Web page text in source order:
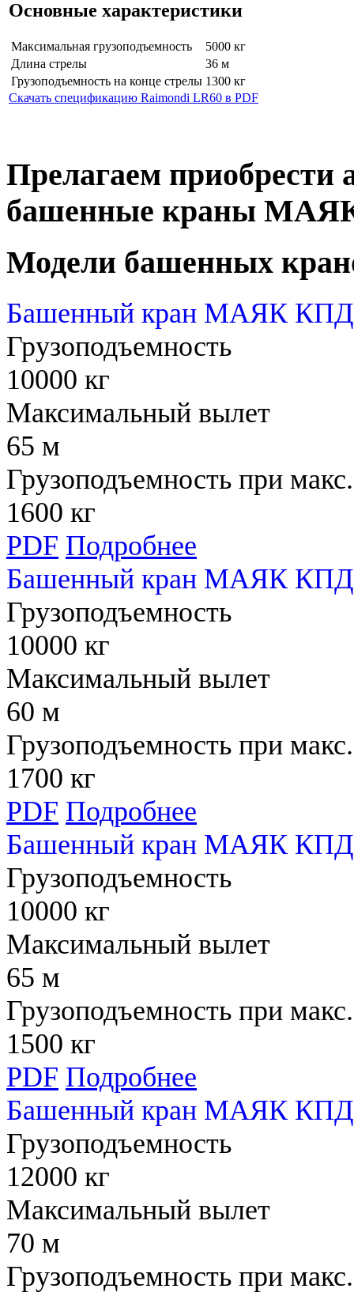
Основные характеристики
Максимальная грузоподъемность
5000 кг
Длина стрелы
36 м
Грузоподъемность на конце стрелы 1300 кг
Скачать спецификацию Raimondi LR60 в PDF
Прелагаем приобрести
башенные краны
Модели башенных
Башенный кран МАЯК КПД
Грузоподъемность
10000 кг
Максимальный вылет
65 м
Грузоподъемность при
1600 кг
PDF Подробнее
Башенный кран МАЯК КПД
Грузоподъемность
10000 кг
Максимальный вылет
60 м
Грузоподъемность при
1700 кг
PDF Подробнее
Башенный кран МАЯК КПД
Грузоподъемность
10000 кг
Максимальный вылет
65 м
Грузоподъемность при
1500 кг
PDF Подробнее
Башенный кран МАЯК КПД
Грузоподъемность
12000 кг
Максимальный вылет
70 м
Грузоподъемность при